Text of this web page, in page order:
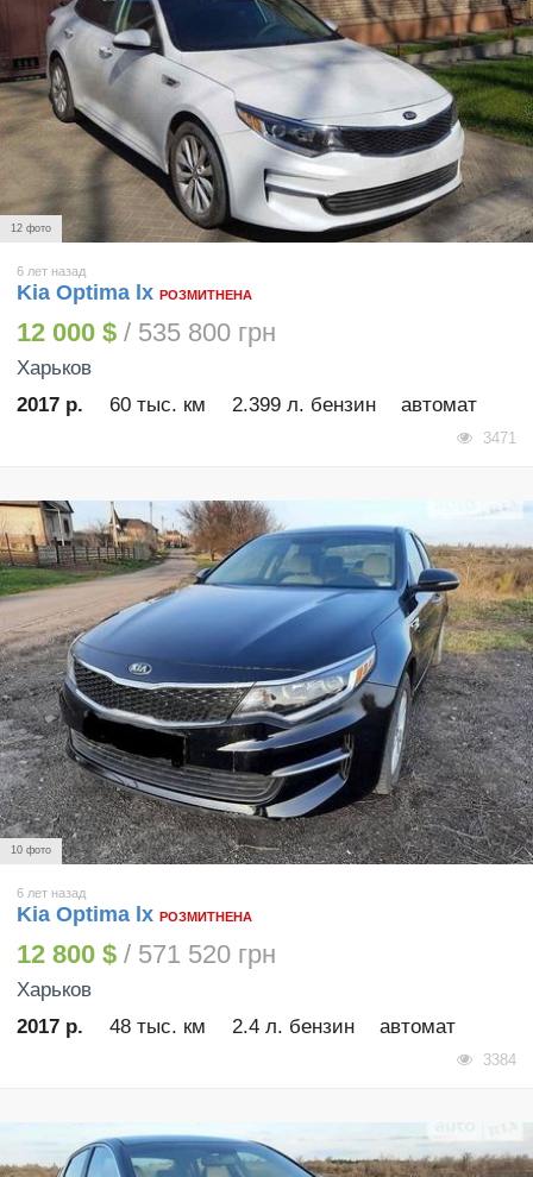
12 фото
6 лет назад
Kia Optima lx РОЗМИТНЕНА
12 000 $ / 535 800 грн
Харьков
2017 р.
60 тыс. км 2.399 л. бензин автомат
3471
10 фото
6 лет назад
Kia Optima lx РОЗМИТНЕНА
12 800 $ / 571 520 грн
Харьков
2017 р.
48 тыс. км 2.4 л. бензин автомат
3384